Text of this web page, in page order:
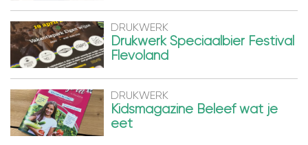
DRUKWERK
Drukwerk Speciaalbier Festival
Flevoland
DRUKWERK
Kidsmagazine Beleef wat je
eet